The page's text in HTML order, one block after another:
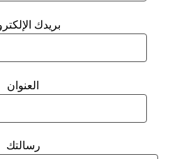
بريدك
العنوان
رسالتك